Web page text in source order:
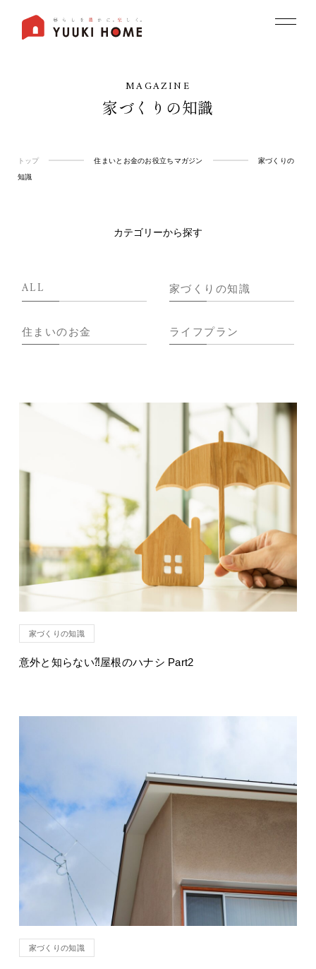
MAGAZINE
家づくりの知識
トップ 住まいとお金のお役立ちマガジン 家づくりの
知識
カテゴリーから探す
ALL 家づくりの知識
住まいのお金 ライフプラン
家づくりの知識
意外と知らない⁈屋根のハナシ Part2
家づくりの知識